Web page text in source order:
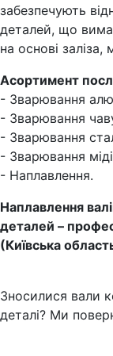
забезпечують
деталей, що
на основі заліза,
Асортимент
- Зварювання
- Зварювання
- Зварювання
- Зварювання міді
- Наплавлення.
Наплавлення
деталей –
(Київська
Зносилися вали
деталі? Ми